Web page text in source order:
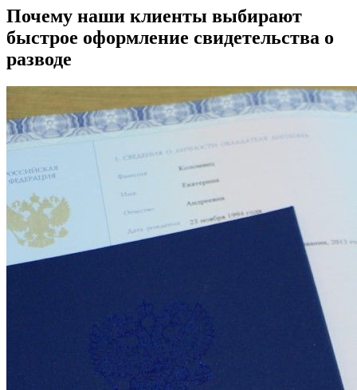
Почему наши клиенты выбирают
быстрое оформление свидетельства о
разводе